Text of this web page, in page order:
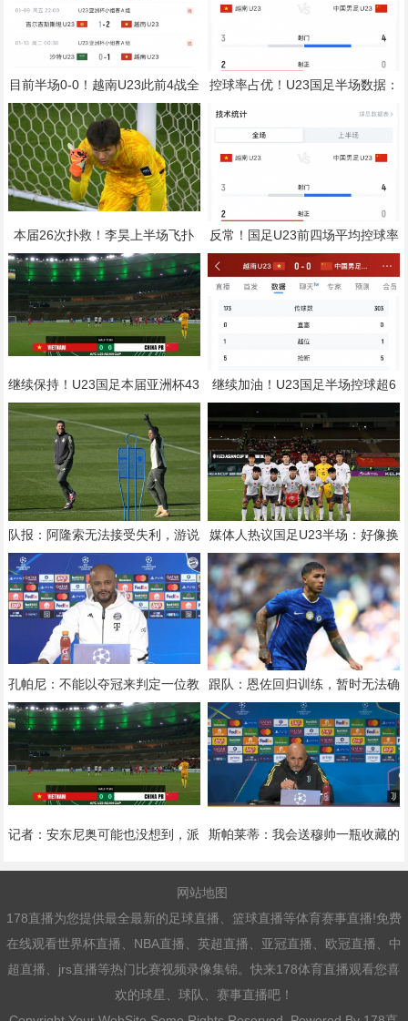
目前半场0-0！越南U23此前4战全
胜，3场比赛上半场进球
控球率占优！U23国足半场数据：
本届26次扑救！李昊上半场飞扑
任意球+出击化解险情 还造对手一
黄
反常！国足U23前四场平均控球率
37%，目前半场控球率高达64%
继续保持！U23国足本届亚洲杯43
5分钟1球未丢，仍保持0失球纪录
继续加油！U23国足半场控球超6
成传球数多130，多名主力在替补
席
队报：阿隆索无法接受失利，游说
姆巴佩带伤出战，建议打封闭被拒
媒体人热议国足U23半场：好像换
了支队伍，争取吃巧克力味巧克力
孔帕尼：不能以夺冠来判定一位教
练优秀，也不能以降级判定他糟糕
跟队：恩佐回归训练，暂时无法确
定能否出战欧冠对阵帕福斯
记者：安东尼奥可能也没想到，派
斯帕莱蒂：我会送穆帅一瓶收藏的
网站地图
178直播为您提供最全最新的足球直播、篮球直播等体育赛事直播!免费
在线观看世界杯直播、NBA直播、英超直播、亚冠直播、欧冠直播、中
超直播、jrs直播等热门比赛视频录像集锦。快来178体育直播观看您喜
欢的球星、球队、赛事直播吧！